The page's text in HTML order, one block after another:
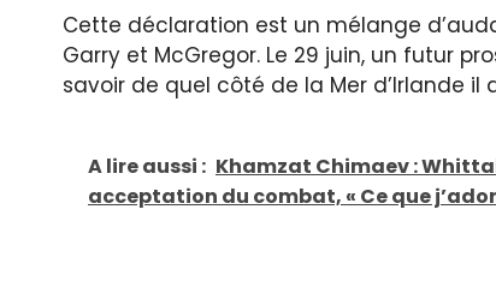
Cette déclaration est un mélange
Garry et McGregor. Le 29 juin, un futur
savoir de quel côté de la Mer d’Irlande il
A lire aussi : Khamzat Chimaev :
acceptation du combat, « Ce que